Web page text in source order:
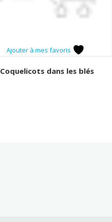
Ajouter à mes favoris
Coquelicots dans les blés